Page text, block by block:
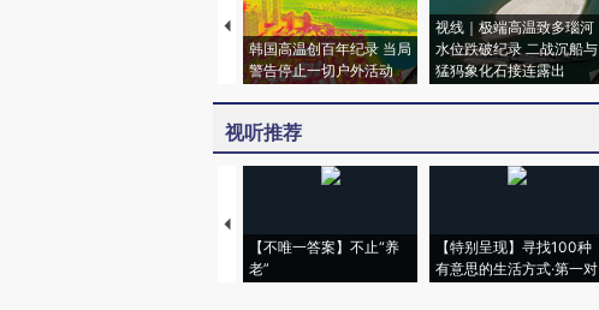
韩国高温创百年纪录 当局
警告停止一切户外活动
视线｜极端高温致多瑙河
水位跌破纪录 二战沉船与
猛犸象化石接连露出
视听推荐
【不唯一答案】不止“养
老”
【特别呈现】寻找100种
有意思的生活方式·第一对